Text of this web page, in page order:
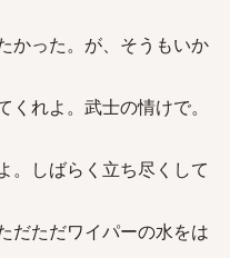
かった。が、そうもいか
れよ。武士の情けで。
。しばらく立ち尽くして
だただワイパーの水をは